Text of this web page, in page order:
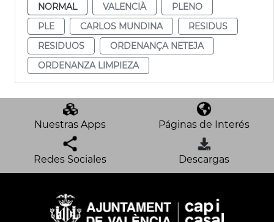
NORMAL
VALENCIÀ
PLENO
PLE
CARLOS MUNDINA
RESIDUS
RESIDUOS
ORDENANÇA NETEJA
ORDENANZA LIMPIEZA
Nuestras Apps Páginas de Interés
Redes Sociales Descargas